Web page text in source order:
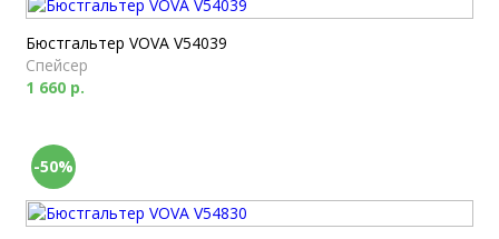
Бюстгальтер VOVA V54039
Спейсер
1 660 р.
-50%